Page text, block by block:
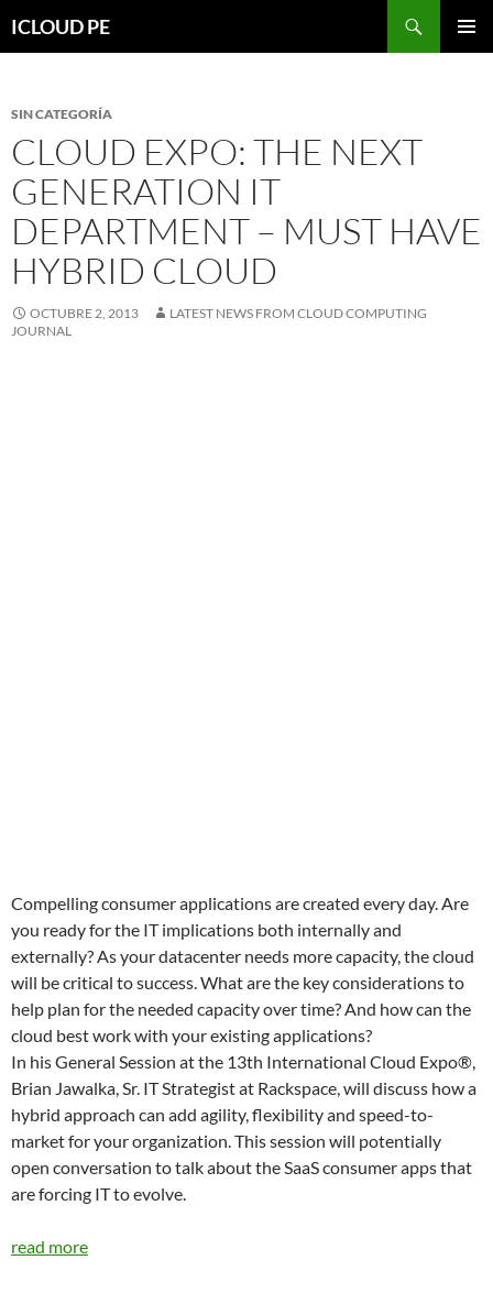
hacia
ICLOUD PE
SIN CATEGORÍA
CLOUD EXPO: THE NEXT
GENERATION IT
DEPARTMENT – MUST HAVE
HYBRID CLOUD
OCTUBRE 2, 2013
LATEST NEWS FROM CLOUD COMPUTING
JOURNAL
Compelling consumer applications are created every day. Are
you ready for the IT implications both internally and
externally? As your datacenter needs more capacity, the cloud
will be critical to success. What are the key considerations to
help plan for the needed capacity over time? And how can the
cloud best work with your existing applications?
In his General Session at the 13th International Cloud Expo®,
Brian Jawalka, Sr. IT Strategist at Rackspace, will discuss how a
hybrid approach can add agility, flexibility and speed-to-
market for your organization. This session will potentially
open conversation to talk about the SaaS consumer apps that
are forcing IT to evolve.
read more